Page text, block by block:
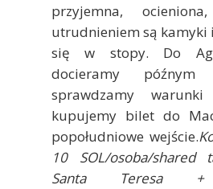
przyjemna,
utrudnieniem są kamyki
się w stopy. Do
docieramy późnym
sprawdzamy
kupujemy bilet do
popołudniowe wejście.
10 SOL/osoba/shared
Santa Teresa